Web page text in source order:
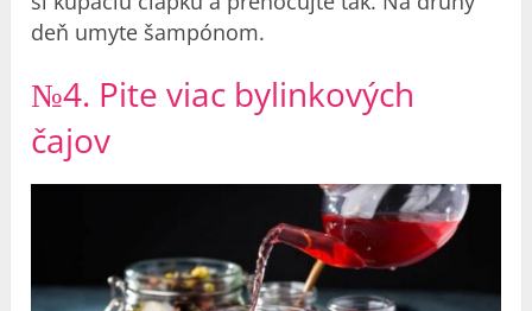
deň umyte šampónom.
№4. Pite viac bylinkových
čajov